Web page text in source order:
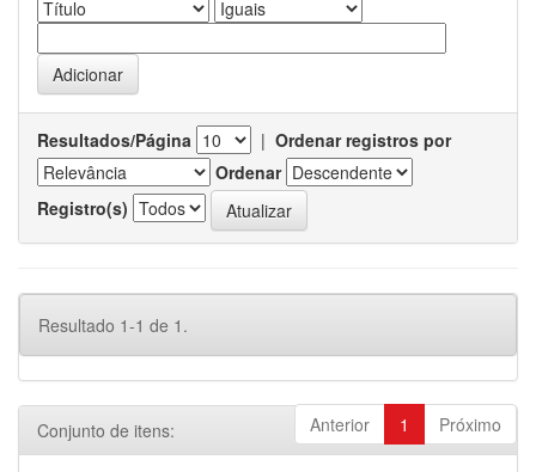
Resultados/Página | Ordenar registros por
Ordenar
Registro(s)
Resultado 1-1 de 1.
Anterior 1 Próximo
Conjunto de itens: